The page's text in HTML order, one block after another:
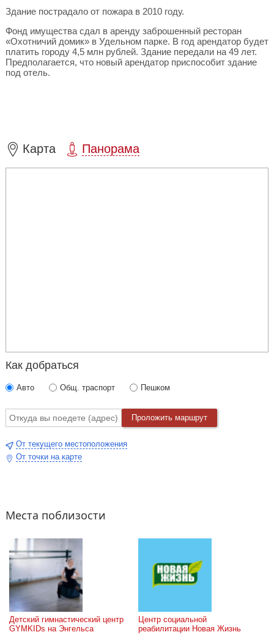
Здание пострадало от пожара в 2010 году.
Фонд имущества сдал в аренду заброшенный ресторан
«Охотничий домик» в Удельном парке. В год арендатор будет
платить городу 4,5 млн рублей. Здание передали на 49 лет.
Предполагается, что новый арендатор приспособит здание
под отель.
Карта Панорама
Как добраться
Авто Общ. траспорт Пешком
Проложить маршрут
От текущего местоположения
От точки на карте
Места поблизости
Детский гимнастический центр
GYMKIDs на Энгельса
Центр социальной
реабилитации Новая Жизнь